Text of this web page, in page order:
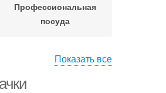
Профессиональная
посуда
Блины на индукционной
электроплите
Показать все